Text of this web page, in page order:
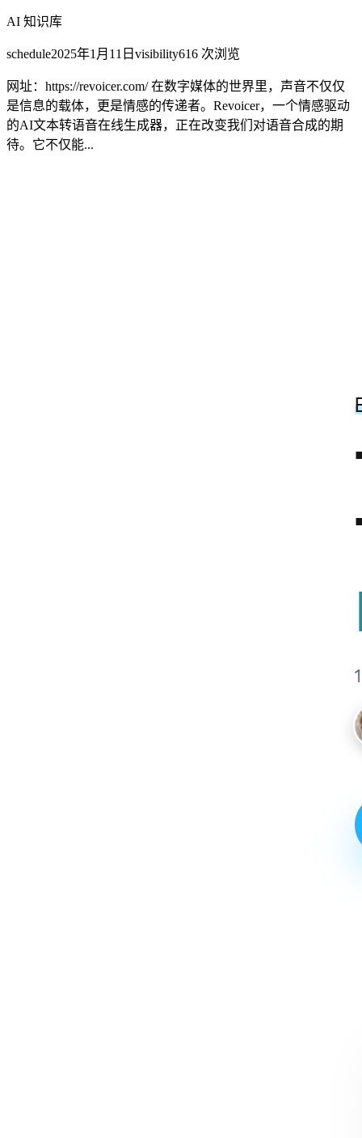
AI 知识库
schedule2025年1月11日 visibility616 次浏览
网址：https://revoicer.com/ 在数字媒体的世界里，声音不仅仅
是信息的载体，更是情感的传递者。Revoicer，一个情感驱动
的AI文本转语音在线生成器，正在改变我们对语音合成的期
待。它不仅能...